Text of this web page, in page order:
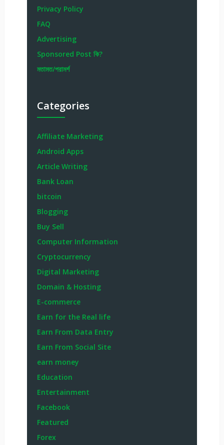
Privacy Policy
FAQ
Advertising
Sponsored Post কি?
মতামত/পরামর্শ
Categories
Affiliate Marketing
Android Apps
Article Writing
Bank Loan
bitcoin
Blogging
Buy Sell
Computer Information
Cryptocurrency
Digital Marketing
Domain & Hosting
E-commerce
Earn for the Real life
Earn From Data Entry
Earn From Social Site
earn money
Education
Entertainment
Facebook
Featured
Forex